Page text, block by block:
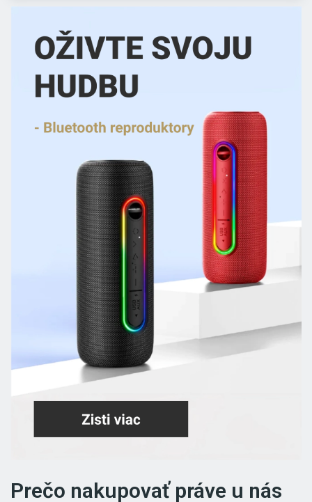
Prečo nakupovať práve u nás